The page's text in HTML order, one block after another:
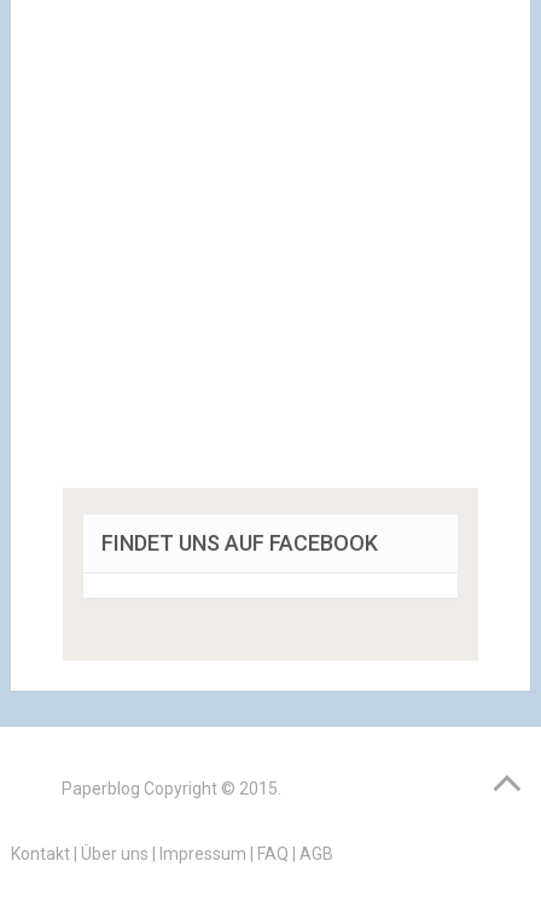
FINDET UNS AUF FACEBOOK
Paperblog Copyright © 2015.
Kontakt| Über uns Impressum FAQ AGB